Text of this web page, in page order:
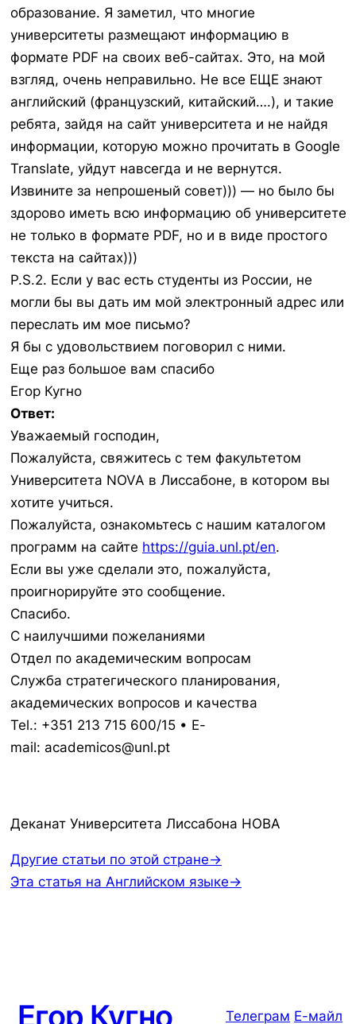
образование. Я заметил, что многие
университеты размещают информацию в
формате PDF на своих веб-сайтах. Это, на мой
взгляд, очень неправильно. Не все ЕЩЕ знают
английский (французский, китайский….), и такие
ребята, зайдя на сайт университета и не найдя
информации, которую можно прочитать в Google
Translate, уйдут навсегда и не вернутся.
Извините за непрошеный совет))) — но было бы
здорово иметь всю информацию об университете
не только в формате PDF, но и в виде простого
текста на сайтах)))
P.S.2. Если у вас есть студенты из России, не
могли бы вы дать им мой электронный адрес или
переслать им мое письмо?
Я бы с удовольствием поговорил с ними.
Еще раз большое вам спасибо
Егор Кугно
Ответ:
Уважаемый господин,
Пожалуйста, свяжитесь с тем факультетом
Университета NOVA в Лиссабоне, в котором вы
хотите учиться.
Пожалуйста, ознакомьтесь с нашим каталогом
программ на сайте https://guia.unl.pt/en.
Если вы уже сделали это, пожалуйста,
проигнорируйте это сообщение.
Спасибо.
С наилучшими пожеланиями
Отдел по академическим вопросам
Служба стратегического планирования,
академических вопросов и качества
Tel.: +351 213 715 600/15 • E-
mail: academicos@unl.pt
Деканат Университета Лиссабона НОВА
Другие статьи по этой стране→
Эта статья на Английском языке→
Егор Кугно Телеграм Е-майл